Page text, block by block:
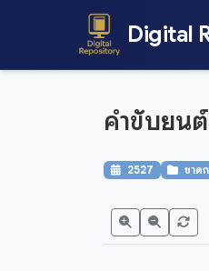
Digital
คำขับยน
2527 ชาดก